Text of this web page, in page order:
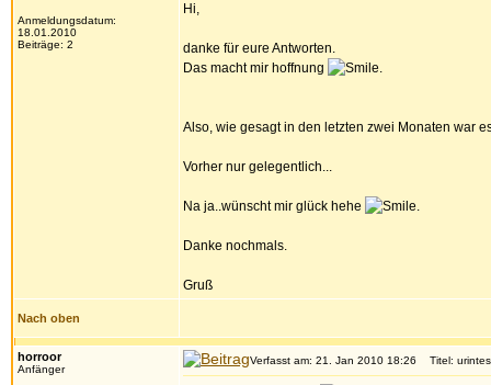
Anmeldungsdatum:
18.01.2010
Beiträge: 2
Hi,
danke für eure Antworten.
Das macht mir hoffnung
.
Also, wie gesagt in den letzten zwei Monaten war
Vorher nur gelegentlich...
Na ja..wünscht mir glück hehe .
Danke nochmals.
Gruß
Nach oben
horroor
Anfänger
Verfasst am: 21. Jan 2010 18:26 Titel: